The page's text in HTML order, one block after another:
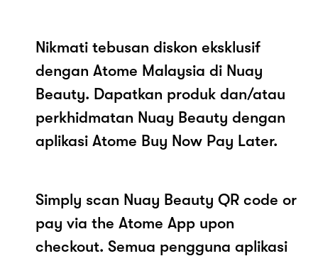
Nikmati tebusan diskon eksklusif
dengan Atome Malaysia di Nuay
Beauty. Dapatkan produk dan/atau
perkhidmatan Nuay Beauty dengan
aplikasi Atome Buy Now Pay Later.
Simply scan Nuay Beauty QR code or
pay via the Atome App upon
checkout. Semua pengguna aplikasi